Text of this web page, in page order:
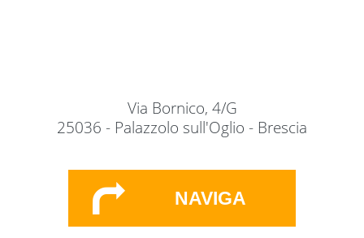
NAVIGA
Via Bornico, 4/G
25036 - Palazzolo sull'Oglio - Brescia